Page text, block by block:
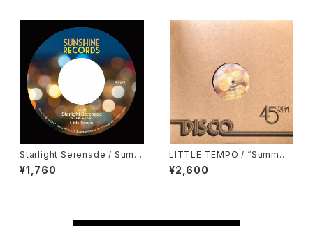
Starlight Serenade / Summ
er Saudade（7inchシングル /
SUNLP-006）
¥1,760
LITTLE TEMPO / “Summer
Saudade” DJ KENTARO RE
MIX (SUNLP-009)
¥2,600